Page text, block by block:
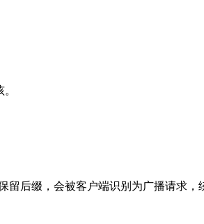
后缀，会被客户端识别为广播请求，